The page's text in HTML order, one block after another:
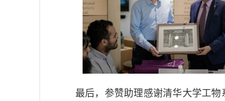
最后，参赞助理感谢清华大学工